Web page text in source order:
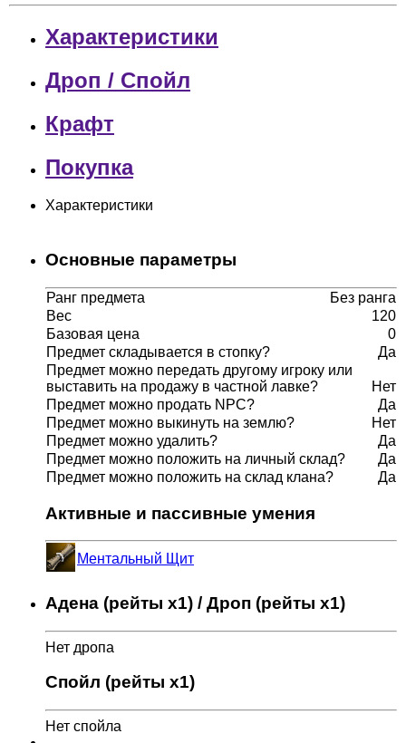
Характеристики
Дроп / Спойл
Крафт
Покупка
Характеристики
Основные параметры
Ранг предмета
Без ранга
Вес
120
Базовая цена
0
Предмет складывается в стопку?
Да
Предмет можно передать другому игроку или
выставить на продажу в частной лавке?
Нет
Предмет можно продать NPC?
Да
Предмет можно выкинуть на землю?
Нет
Предмет можно удалить?
Да
Предмет можно положить на личный склад?
Да
Предмет можно положить на склад клана?
Да
Активные и пассивные умения
Ментальный Щит
Адена (рейты x1) / Дроп (рейты x1)
Нет дропа
Спойл (рейты x1)
Нет спойла